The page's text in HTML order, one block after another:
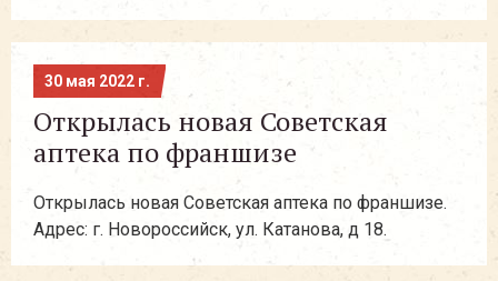
30 мая 2022 г.
Открылась новая Советская
аптека по франшизе
Открылась новая Советская аптека по франшизе.
Адрес: г. Новороссийск, ул. Катанова, д 18.